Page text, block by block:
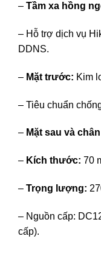
– Tầm xa hồng
– Hỗ trợ dịch vụ
DDNS.
– Mặt trước: Kim
– Tiêu chuẩn
– Mặt sau và
– Kích thước: 70
– Trọng lượng:
– Nguồn cấp:
cấp).